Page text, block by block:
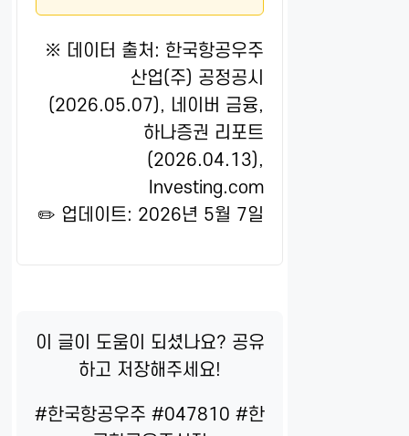
※ 데이터 출처: 한국항공우주
산업(주) 공정공시
(2026.05.07), 네이버 금융,
하나증권 리포트
(2026.04.13),
Investing.com
✏️ 업데이트: 2026년 5월 7일
이 글이 도움이 되셨나요? 공유
하고 저장해주세요!
#한국항공우주 #047810 #한